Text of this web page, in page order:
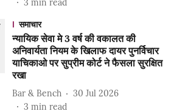
3 min read
समाचार
न्यायिक सेवा मे 3 वर्ष की वकालत की
अनिवार्यता नियम के खिलाफ दायर पुनर्विचार
याचिकाओ पर सुप्रीम कोर्ट ने फैसला सुरक्षित
रखा
Bar & Bench
30 Jul 2026
3 min read